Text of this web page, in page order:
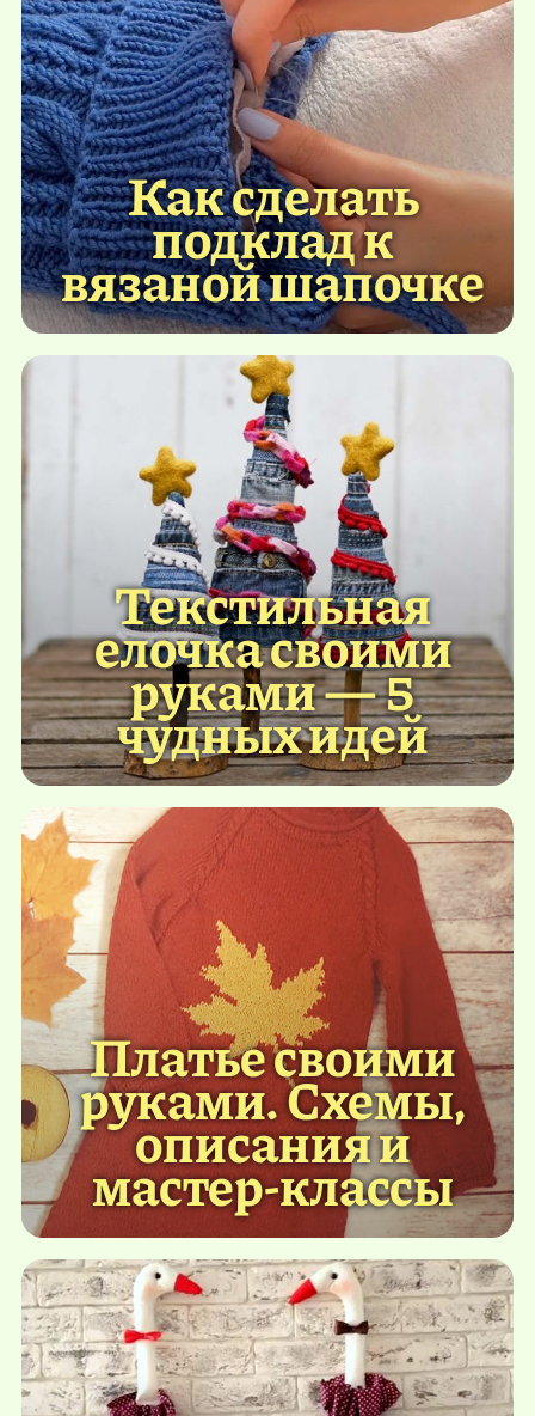
Как сделать
подклад к
вязаной шапочке
Текстильная
елочка своими
руками — 5
чудных идей
Платье своими
руками. Схемы,
описания и
мастер-классы